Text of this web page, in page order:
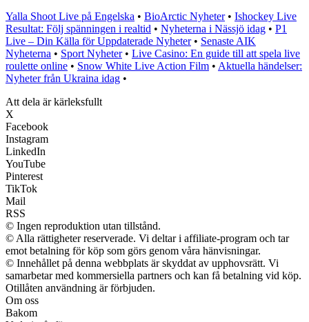
Yalla Shoot Live på Engelska • BioArctic Nyheter• Ishockey Live
Resultat: Följ spänningen i realtid • Nyheterna i Nässjö idag • P1
Live – Din Källa för Uppdaterade Nyheter• Senaste AIK
Nyheterna • Sport Nyheter• Live Casino: En guide till att spela live
roulette online • Snow White Live Action Film • Aktuella händelser:
Nyheter från Ukraina idag •
Att dela är kärleksfullt
X
Facebook
Instagram
LinkedIn
YouTube
Pinterest
TikTok
Mail
RSS
© Ingen reproduktion utan tillstånd.
© Alla rättigheter reserverade. Vi deltar i affiliate-program och tar
emot betalning för köp som görs genom våra hänvisningar.
© Innehållet på denna webbplats är skyddat av upphovsrätt. Vi
samarbetar med kommersiella partners och kan få betalning vid köp.
Otillåten användning är förbjuden.
Om oss
Bakom